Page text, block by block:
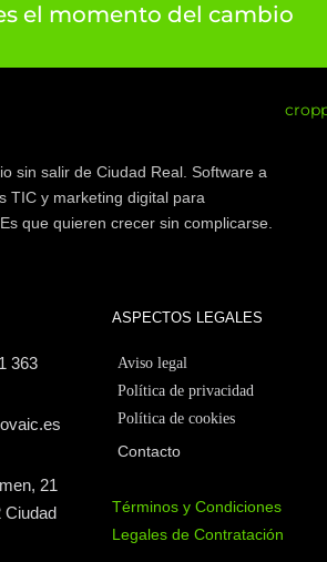
el momento del cambio
sin salir de Ciudad Real. Software a
TIC y marketing digital para
que quieren crecer sin complicarse.
363
21
Ciudad
ASPECTOS LEGALES
Aviso legal
Política de privacidad
Política de cookies
Contacto
Términos y Condiciones
Legales de Contratación